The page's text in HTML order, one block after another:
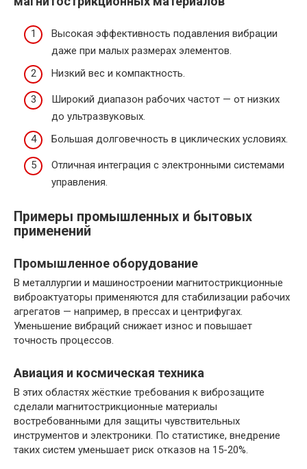
Высокая эффективность подавления вибрации
даже при малых размерах элементов.
Низкий вес и компактность.
Широкий диапазон рабочих частот — от низких
до ультразвуковых.
Большая долговечность в циклических условиях.
Отличная интеграция с электронными системами
управления.
Примеры промышленных и бытовых
применений
Промышленное оборудование
В металлургии и машиностроении магнитострикционные
виброактуаторы применяются для стабилизации рабочих
агрегатов — например, в прессах и центрифугах.
Уменьшение вибраций снижает износ и повышает
точность процессов.
Авиация и космическая техника
В этих областях жёсткие требования к виброзащите
сделали магнитострикционные материалы
востребованными для защиты чувствительных
инструментов и электроники. По статистике, внедрение
таких систем уменьшает риск отказов на 15-20%.